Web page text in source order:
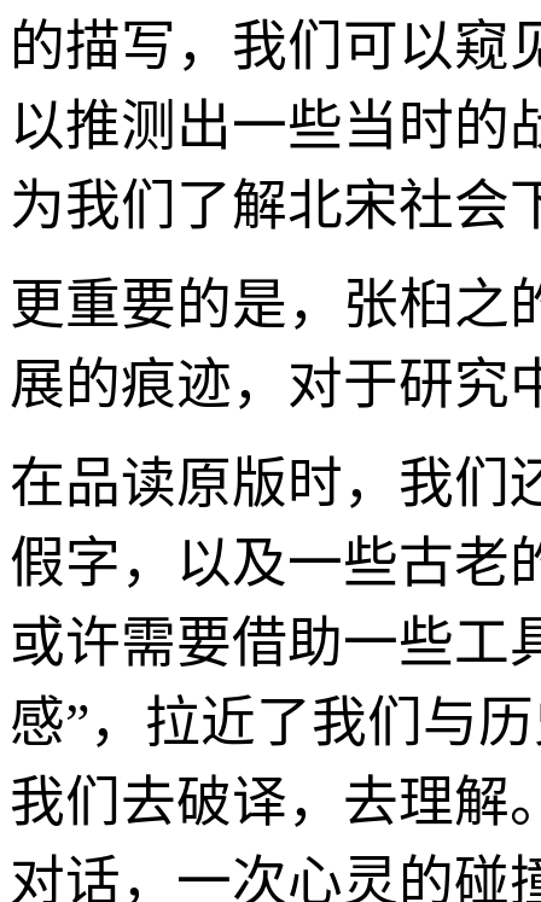
的描写，我们可以窥
以推测出一些当时的
为我们了解北宋社会
更重要的是，张桕之
展的痕迹，对于研究
在品读原版时，我们
假字，以及一些古老
或许需要借助一些工
感”，拉近了我们与
我们去破译，去理解
对话，一次心灵的碰